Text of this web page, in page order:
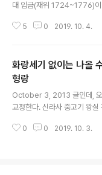
대 임금(재위 1724~1776)이
으셨다는 뜻이며 준천濬川이
일컬음이니, 그에 견주어 준천
이 강[川]임을 한정한다는 점
서 그 강은 말할 것도 없이 지
계천을 말한다. 명銘이란 새
한문 문체 중 하나라, 새긴다
훈적인 뜻이 강한 교시 훈시 때
5 0 2019. 10. 4.
화랑세기 없이는 나올
형랑
October 3, 2013 글인데, 오
교정한다. 신라사 중고기 왕
은 신라 제25대 진지왕眞智
0 0 2019. 10. 3.